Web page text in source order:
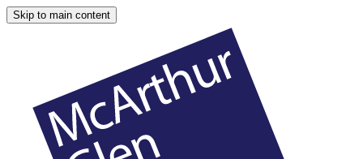
Skip to main content